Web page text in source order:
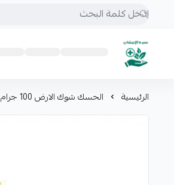
mrs.grasses
الرئيسية الحسك شوك الارض 100 جرام